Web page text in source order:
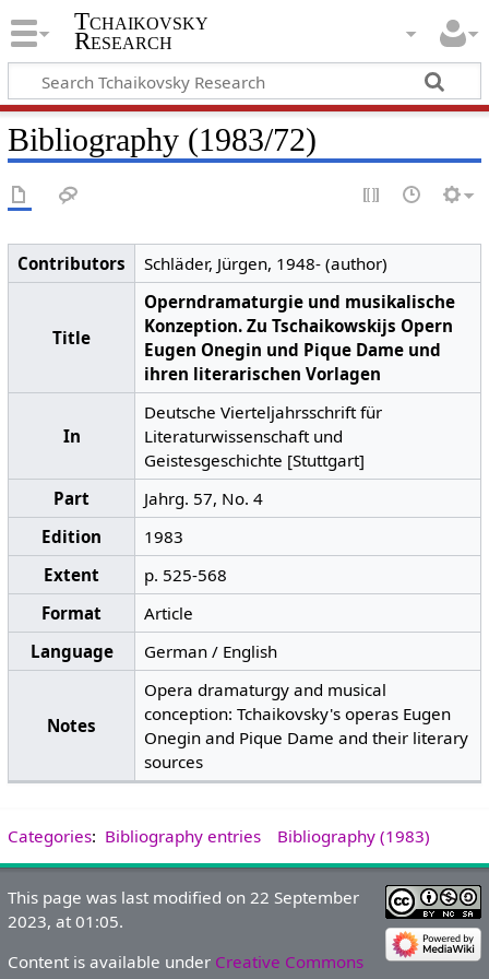
Tchaikovsky
Research
Bibliography (1983/72)
Contributors Schläder, Jürgen, 1948- (author)
Title
Operndramaturgie und musikalische
Konzeption. Zu Tschaikowskijs Opern
Eugen Onegin und Pique Dame und
ihren literarischen Vorlagen
In
Deutsche Vierteljahrsschrift für
Literaturwissenschaft und
Geistesgeschichte [Stuttgart]
Part
Jahrg. 57, No. 4
Edition
1983
Extent
p. 525-568
Format
Article
Language
German / English
Notes
Opera dramaturgy and musical
conception: Tchaikovsky's operas Eugen
Onegin and Pique Dame and their literary
sources
Categories: Bibliography entries Bibliography (1983)
This page was last modified on 22 September
2023, at 01:05.
Content is available under Creative Commons